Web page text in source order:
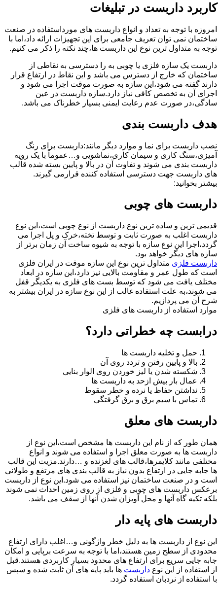
کاربرد داربست در تبلیغات
امروزه با توجه به تعداد و انواع داربست های مورداستفاده در صنعت
ساختمان نمی توان تعریف جامعی برای این تجهیزات ارائه داد،اما با
توجه به متداول ترین نوع این داربست ها،چند نکته را ذکر می کنیم.
داربست یک سازه فلزی یا چوبی به را دسترسی به نقاطی از
ساختمان که خارج از دسترس می باشد و این نقاط در ارتفاع قرار
دارند گفته می شود،این سازه به صورت موقت اجرا می شود و
اجرای آن به تخصص کافی نیاز دارد.سازه داربست در عین
سادگی،در صورت عدم رعایت ایمنی بسیار خطرناک می باشد.
هدف داربست بندی
نصب داربست برای نما و موارد دیگر مانند:داربست برای رنگ
آمیزی،سنگ کاری و سیمان کاری،نماشویی و…عموماً با یک رویه
داربست بندی می شوند و تفاوت آن در بالا و پایین بسته شده قالب
های داربست جهت دسترسی استفاده کننده قرارمی گیرند.
بیشتر بخوانید:
داربست های چوبی
قدیمی ترین و ساده ترین نوع داربست از نوع چوبی است،این نوع
داربست اغلب به صورت ثابت و توسط تخته،خرک و پل اجرا می
گردد،اجرا این نوع سازه با توجه به شیوه ساخت آن زمان برتر از
سازه های دیگر خواهد بود.
داربست فلزی متداول ترین نوع این سازه موقت در ایران فلزی
است که طول عمر و مقاومت بالایی نیز دارد،این سازه در ابعاد
مختلف یافت می شود که توسط بست های فلزی به یکدیگر قفل
می شوند،به علت استفاده غالب از این نوع سازه در ایران بیشتر به
شرح آن می پردازیم.
موارد استفاده از داربست های فلزی
درابست چه خطراتی دارد؟
حمل و تخلیه داربست ها
بالا و پایین رفتن و تردد روی آن
شکسته شدن یا لیز خوردن روی الوار بنایی
عمال بار بیش ازحد به داربست ها
نداشتن حفاظ یا نرده و خطر سقوط
تماس با سیم برق و برق گرفتگی
داربست های معلق
همان طور که از نام این داربست ها مشخص است،این نوع از
داربست ها به صورت معلق اجرا و استفاده می شوند و انواع
مختلفی مانند کلایمرها،قالب های لغزنده و …دارند.مزیت این قالب
ها جابه جایی در ارتفاع بدون نیاز به قالب بندی های مرتفع و طولانی
است و در صنعت ساختمان نیز استفاده می شود.این نوع از داربست
برعکس داربست های چوبی و فلزی از روی زمین احداث نمی شوند
بلکه تکیه گاه آنها و محل آویزان شدن آنها از سقف می باشد.
داربست های پایه دار
این نوع از داربست ها به دلیل خطر واژگونی و…اغلب دارای ارتفاع
محدودی از سطح زمین هستند،اما با توجه به سرعت برپایی و امکان
جابه جایی سریع برای ارتفاع های محدود بسیار کاربردی هستند.قبل
از استفاده از این نوع داربست ها باید پایه های آن ثابت شده و سپس
با استفاده از نردبان استفاده گردد.